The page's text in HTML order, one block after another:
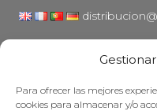
Para ofrecer las mejores
cookies para almacenar y/o
Aviso legal